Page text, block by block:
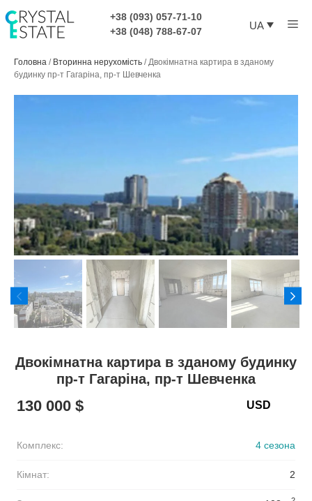
до
контенту
+38 (093) 057-71-10
+38 (048) 788-67-07
UA
Головна / Вторинна нерухомість /Двокімнатна картира в зданому
будинку пр-т Гагаріна, пр-т Шевченка
Двокімнатна картира в зданому будинку
пр-т Гагаріна, пр-т Шевченка
130 000 $
Комплекс: 4 сезона
Кімнат: 2